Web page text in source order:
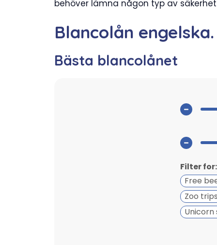
behöver lämna någon typ av
Blancolån engelska.
Bästa blancolånet
Filter for:
Free
Zoo trips
Unicorn